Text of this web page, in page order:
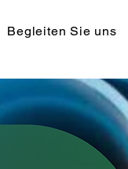
Begleiten Sie uns